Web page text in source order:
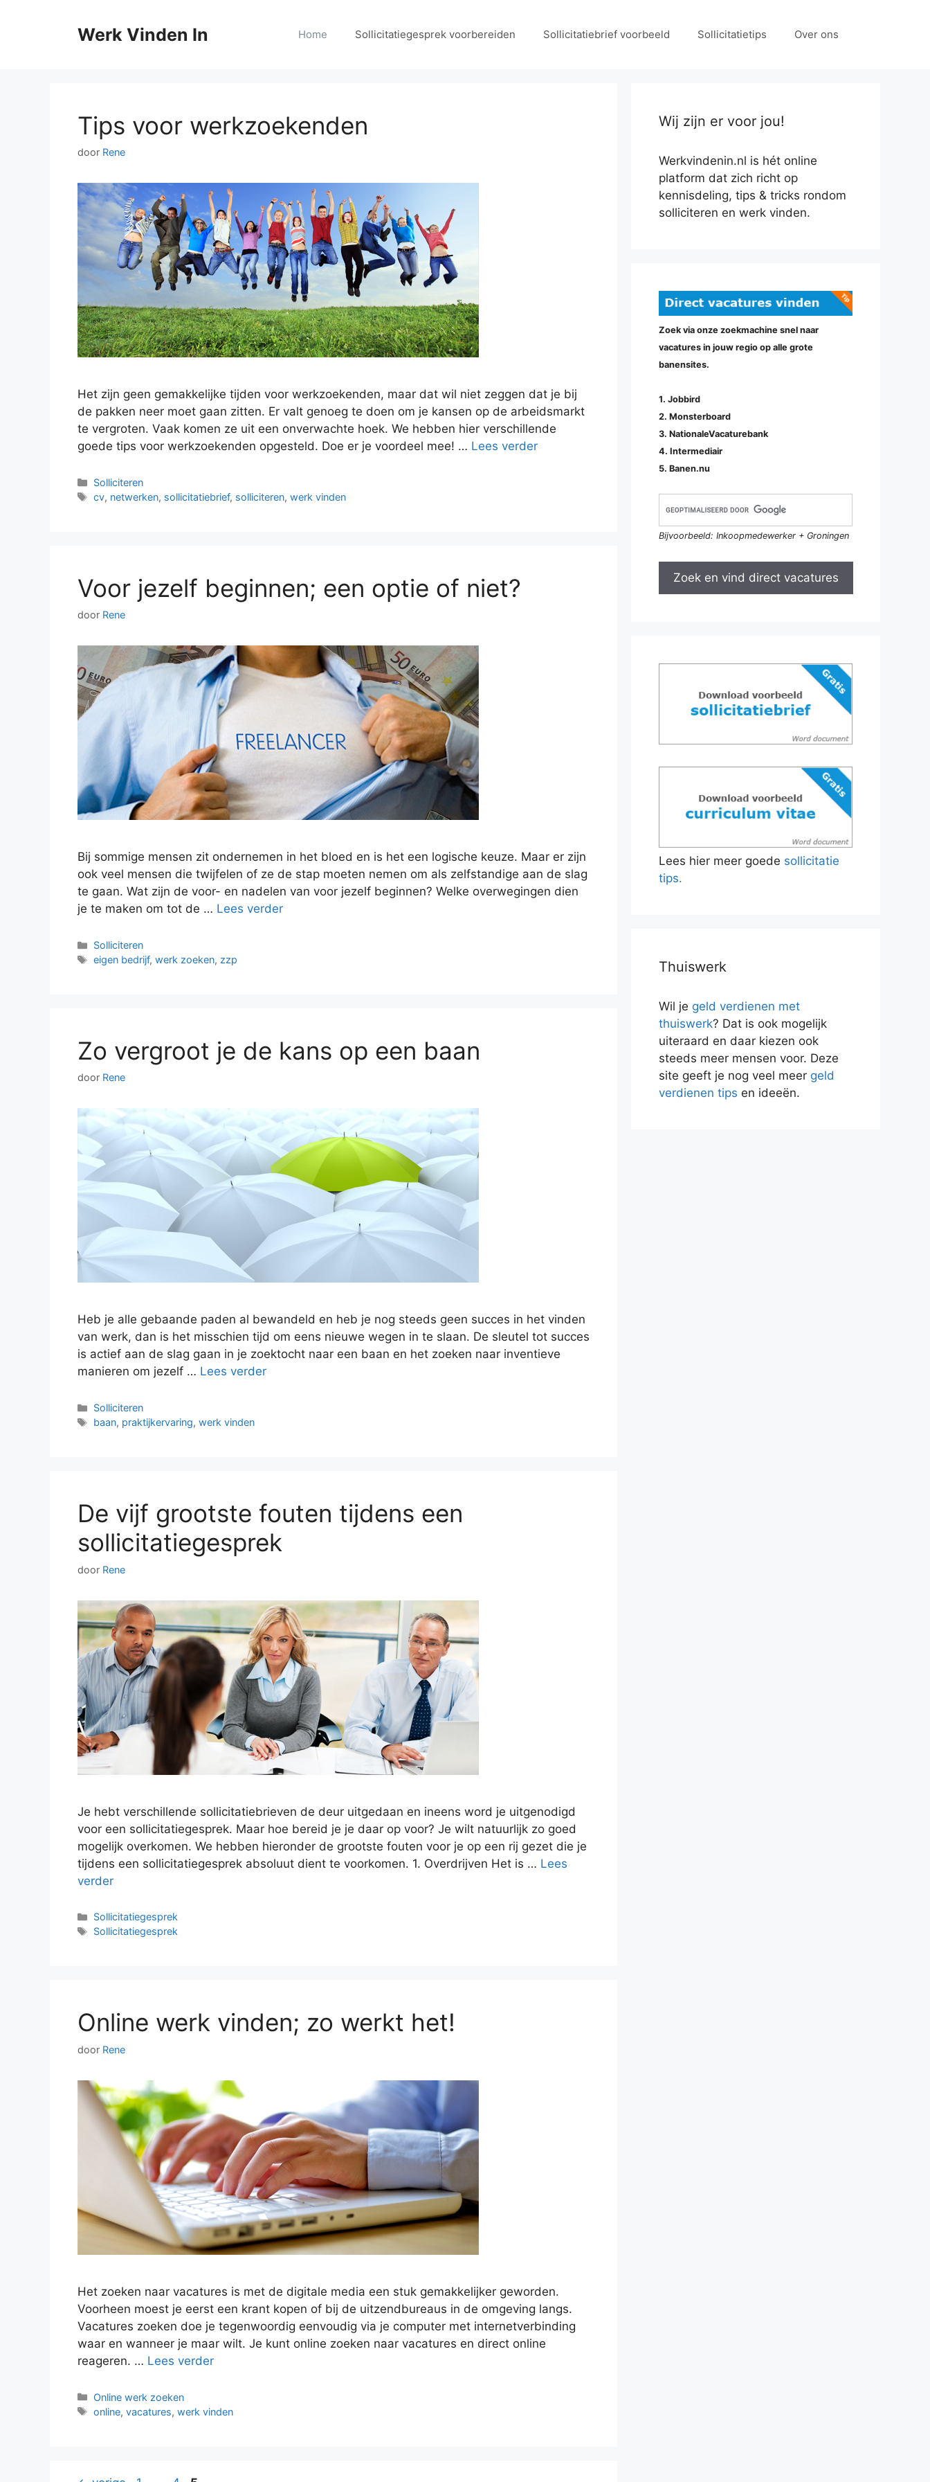
Werk Vinden In Home Sollicitatiegesprek voorbereiden Sollicitatiebrief voorbeeld Sollicitatietips Over ons
Tips voor werkzoekenden
door Rene
Het zijn geen gemakkelijke tijden voor werkzoekenden, maar dat wil niet zeggen dat je bij
de pakken neer moet gaan zitten. Er valt genoeg te doen om je kansen op de arbeidsmarkt
te vergroten. Vaak komen ze uit een onverwachte hoek. We hebben hier verschillende
goede tips voor werkzoekenden opgesteld. Doe er je voordeel mee! … Lees verder
Categorieën
Solliciteren
Tags
cv, netwerken, sollicitatiebrief, solliciteren,werk vinden
Voor jezelf beginnen; een optie of niet?
door Rene
Bij sommige mensen zit ondernemen in het bloed en is het een logische keuze. Maar er zijn
ook veel mensen die twijfelen of ze de stap moeten nemen om als zelfstandige aan de slag
te gaan. Wat zijn de voor- en nadelen van voor jezelf beginnen? Welke overwegingen dien
je te maken om tot de … Lees verder
Categorieën
Solliciteren
Tags
eigen bedrijf,werk zoeken, zzp
Zo vergroot je de kans op een baan
door Rene
Heb je alle gebaande paden al bewandeld en heb je nog steeds geen succes in het vinden
van werk, dan is het misschien tijd om eens nieuwe wegen in te slaan. De sleutel tot succes
is actief aan de slag gaan in je zoektocht naar een baan en het zoeken naar inventieve
manieren om jezelf … Lees verder
Categorieën
Solliciteren
Tags
baan, praktijkervaring,werk vinden
De vijf grootste fouten tijdens een
sollicitatiegesprek
door Rene
Je hebt verschillende sollicitatiebrieven de deur uitgedaan en ineens word je uitgenodigd
voor een sollicitatiegesprek. Maar hoe bereid je je daar op voor? Je wilt natuurlijk zo goed
mogelijk overkomen. We hebben hieronder de grootste fouten voor je op een rij gezet die je
tijdens een sollicitatiegesprek absoluut dient te voorkomen. 1. Overdrijven Het is … Lees
verder
Categorieën
Sollicitatiegesprek
Tags
Sollicitatiegesprek
Online werk vinden; zo werkt het!
door Rene
Het zoeken naar vacatures is met de digitale media een stuk gemakkelijker geworden.
Voorheen moest je eerst een krant kopen of bij de uitzendbureaus in de omgeving langs.
Vacatures zoeken doe je tegenwoordig eenvoudig via je computer met internetverbinding
waar en wanneer je maar wilt. Je kunt online zoeken naar vacatures en direct online
reageren. … Lees verder
Categorieën
Online werk zoeken
Tags
online,vacatures,werk vinden
Wij zijn er voor jou!
Werkvindenin.nl is hét online
platform dat zich richt op
kennisdeling, tips & tricks rondom
solliciteren en werk vinden.
Zoek via onze zoekmachine snel naar
vacatures in jouw regio op alle grote
banensites.
1. Jobbird
2. Monsterboard
3. NationaleVacaturebank
4. Intermediair
5. Banen.nu
Bijvoorbeeld: Inkoopmedewerker + Groningen
Lees hier meer goede sollicitatie
tips.
Thuiswerk
Wil je geld verdienen met
thuiswerk? Dat is ook mogelijk
uiteraard en daar kiezen ook
steeds meer mensen voor. Deze
site geeft je nog veel meer geld
verdienen tips en ideeën.